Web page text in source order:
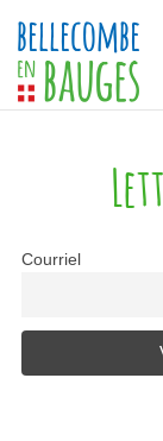
Courriel